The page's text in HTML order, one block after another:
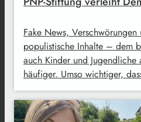
Fake News,
populistische Inhalte – dem
auch Kinder und
häufiger. Umso wichtiger,